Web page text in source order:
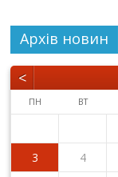
Архiв новин
<
ПН ВТ
3
4